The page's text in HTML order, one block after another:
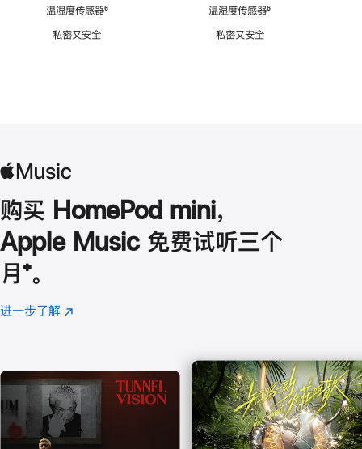
温湿度传感器脚
⁶
私密又安全
温湿度传感器脚
⁶
私密又安全
购买 HomePod mini，
Apple Music 免费试听三个
月 脚
注
⁺。
进一步了解 Apple
(在
口
中
打
开)